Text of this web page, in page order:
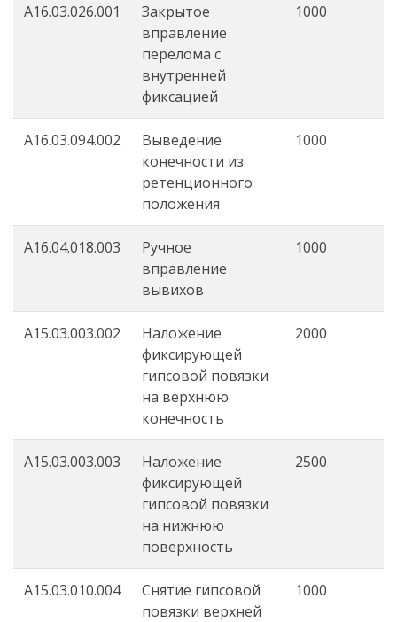
A16.03.026.001
Закрытое
вправление
перелома с
внутренней
фиксацией
1000
А16.03.094.002
Выведение
конечности из
ретенционного
положения
1000
A16.04.018.003
Ручное
вправление
вывихов
1000
A15.03.003.002
Наложение
фиксирующей
гипсовой повязки
на верхнюю
конечность
2000
A15.03.003.003
Наложение
фиксирующей
гипсовой повязки
на нижнюю
поверхность
2500
A15.03.010.004
Снятие гипсовой
повязки верхней
1000